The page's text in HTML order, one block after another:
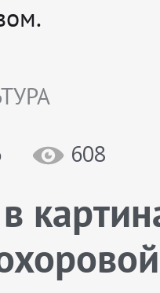
608